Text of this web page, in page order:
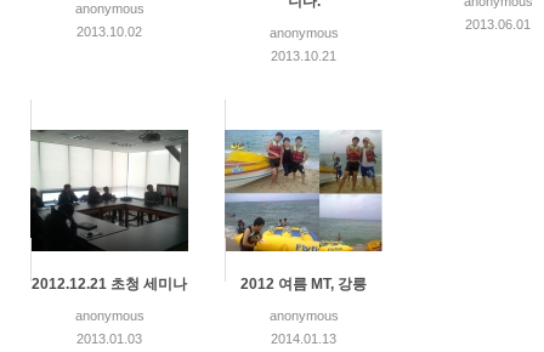
anonymous
2013.10.02
anonymous
2013.10.21
2013.06.01
2012.12.21 초청 세미나
anonymous
2013.01.03
2012 여름 MT, 강릉
anonymous
2014.01.13